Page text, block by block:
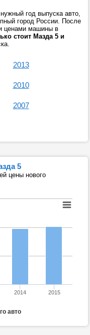
год выпуска авто,
город России. После
ценами машины в
стоит Мазда 5 и
2013
2010
2007
5
цены нового
авто
2014 2015